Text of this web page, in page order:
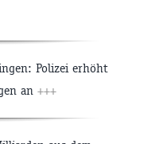
Polizei erhöht
an +++